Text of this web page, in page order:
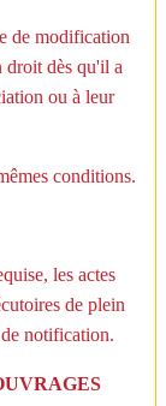
de modification
droit dès qu'il a
ou à leur
conditions.
les actes
de plein
notification.